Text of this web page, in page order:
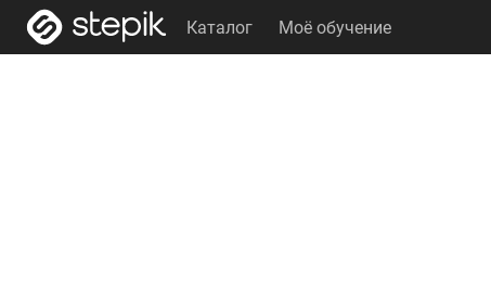
Каталог Моё обучение